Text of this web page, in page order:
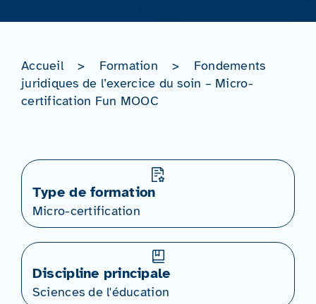
Accueil > Formation >
Fondements
juridiques de l’exercice du soin – Micro-
certification Fun MOOC
Type de formation
Micro-certification
Discipline principale
Sciences de l'éducation